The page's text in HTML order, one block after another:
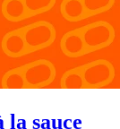
sauce